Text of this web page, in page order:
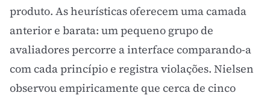
produto. As heurísticas oferecem uma camada
anterior e barata: um pequeno grupo de
avaliadores percorre a interface comparando-a
com cada princípio e registra violações. Nielsen
observou empiricamente que cerca de cinco